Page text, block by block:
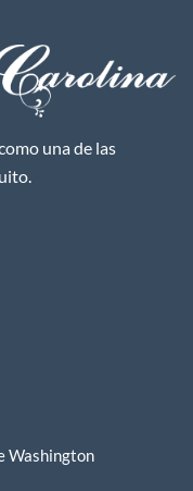
una de las
Washington